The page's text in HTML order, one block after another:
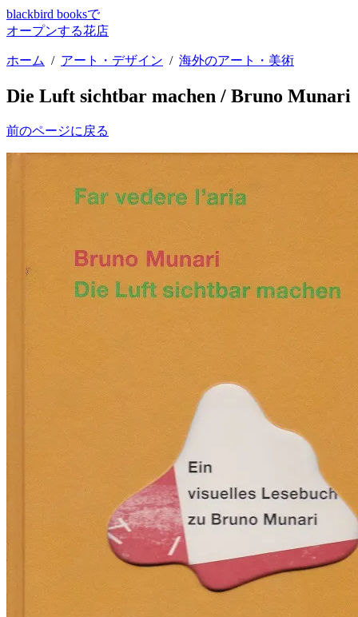
blackbird booksで
オープンする花店
ホーム / アート・デザイン / 海外のアート・美術
Die Luft sichtbar machen / Bruno Munari
前のページに戻る